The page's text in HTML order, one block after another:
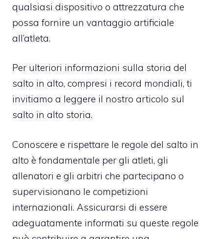
qualsiasi dispositivo o attrezzatura che
possa fornire un vantaggio artificiale
all’atleta.
Per ulteriori informazioni sulla storia del
salto in alto, compresi i record mondiali, ti
invitiamo a leggere il nostro articolo sul
salto in alto storia.
Conoscere e rispettare le regole del salto in
alto è fondamentale per gli atleti, gli
allenatori e gli arbitri che partecipano o
supervisionano le competizioni
internazionali. Assicurarsi di essere
adeguatamente informati su queste regole